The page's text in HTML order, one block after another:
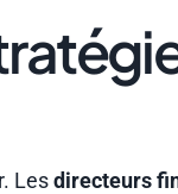
Lesdirecteurs